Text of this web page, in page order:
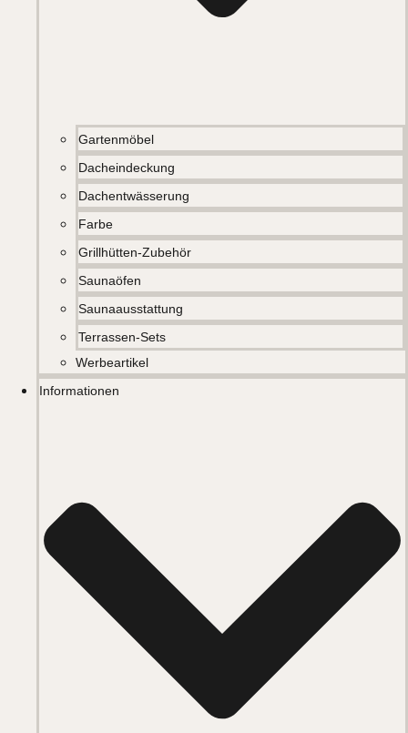
Gartenmöbel
Dacheindeckung
Dachentwässerung
Farbe
Grillhütten-Zubehör
Saunaöfen
Saunaausstattung
Terrassen-Sets
Werbeartikel
Informationen